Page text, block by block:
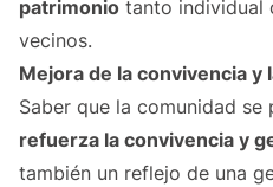
patrimonio tanto individual
vecinos.
Mejora de la convivencia
Saber que la comunidad
refuerza la convivencia y
también un reflejo de una